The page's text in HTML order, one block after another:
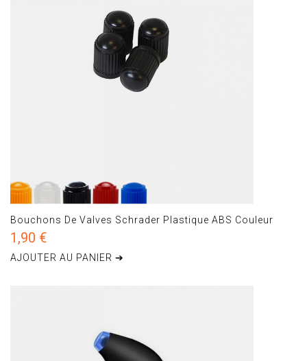
Bouchons De Valves Schrader Plastique ABS Couleur
1,90 €
AJOUTER AU PANIER ➔